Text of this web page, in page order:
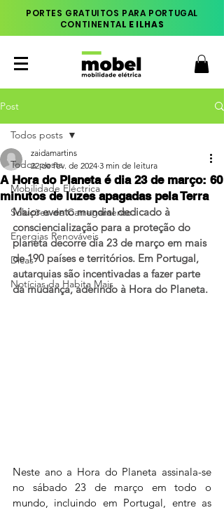
PORTES GRATUITOS PARA PORTUGAL
CONTINENTAL E ILHAS
Post
Todos posts
Mobilidade Eléctrica
Soluções de Carregamento
Energias Renováveis
Dicas
Notícias da Habita Mais
Todos posts
A Hora do Planeta é dia 23 de março: 60
minutos de luzes apagadas pela Terra
zaidamartins
22 de fev. de 2024 3 min de leitura
Maior evento mundial dedicado à
consciencialização para a proteção do
planeta decorre dia 23 de março em mais
de 190 países e territórios. Em Portugal,
autarquias são incentivadas a fazer parte
da mudança, aderindo à Hora do Planeta.
Neste ano a Hora do Planeta assinala-se
no sábado 23 de março em todo o
mundo, incluindo em Portugal, entre as